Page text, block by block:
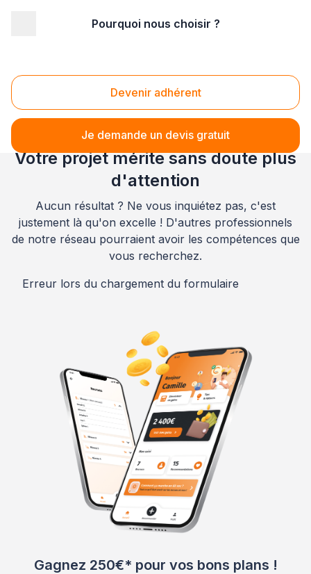
Pourquoi nous choisir ?
Devenir adhérent
Je demande un devis gratuit
Comptable Saint-Hilaire-de-Riez (85270)
Votre projet mérite sans doute plus
d'attention
Aucun résultat ? Ne vous inquiétez pas, c'est
justement là qu'on excelle ! D'autres professionnels
de notre réseau pourraient avoir les compétences que
vous recherchez.
Erreur lors du chargement du formulaire
Gagnez 250€* pour vos bons plans !